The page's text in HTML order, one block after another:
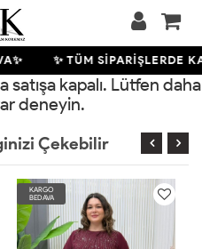
✨ TÜM SİPARİŞLERDE
kapalı. Lütfen daha
deneyin.
Çekebilir
KARGO
BEDAVA